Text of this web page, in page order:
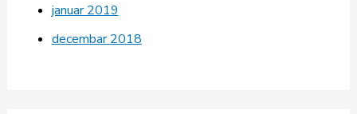
januar 2019
decembar 2018